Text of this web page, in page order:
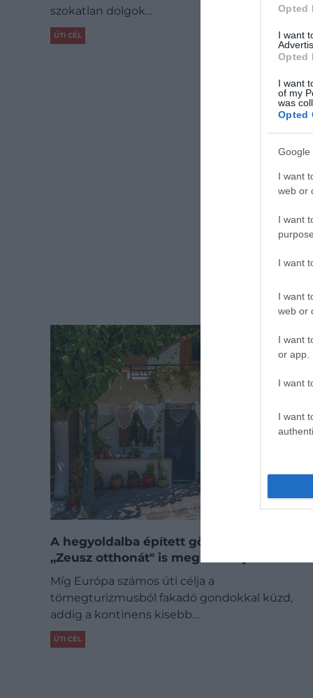
Opted
I want
Opted
I want
of my
was
Opted
Google
I want
web or
I want
I want
I want
web or
I want
or app.
I want
I want
szokatlan dolgok…
ÚTI CÉL
A hegyoldalba épített görög falu, ahol
„Zeusz otthonát" is megnézhetjük
Míg Európa számos úti célja a
tömegturizmusból fakadó gondokkal küzd,
addig a kontinens kisebb…
ÚTI CÉL